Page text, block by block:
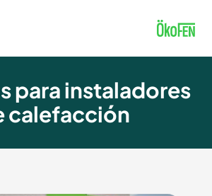
para instaladores
calefacción